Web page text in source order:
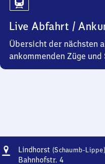
Live Abfahrt /
Übersicht der nächsten
ankommenden Züge und
Adresse
Lindhorst (Schaumb-Lippe)
Bahnhofstr. 4